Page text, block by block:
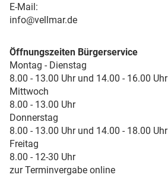
E-Mail:
info@vellmar.de
Öffnungszeiten Bürgerservice
Montag - Dienstag
8.00 - 13.00 Uhr und 14.00 - 16.00 Uhr
Mittwoch
8.00 - 13.00 Uhr
Donnerstag
8.00 - 13.00 Uhr und 14.00 - 18.00 Uhr
Freitag
8.00 - 12-30 Uhr
zur Terminvergabe online